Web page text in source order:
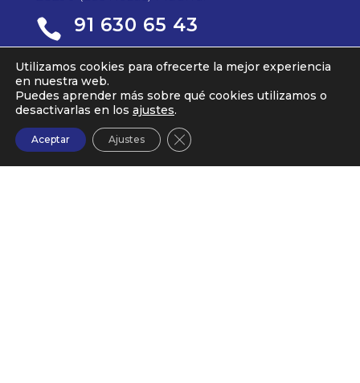
 91 630 65 43
Servicios
Nosotros
Trabajos
Blog
Utilizamos cookies para ofrecerte la mejor experiencia
en nuestra web.
Puedes aprender más sobre qué cookies utilizamos o
desactivarlas en los ajustes.
Aceptar Ajustes Cerrar el banner de cookies